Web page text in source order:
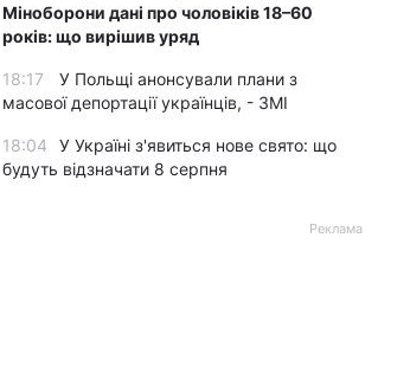
Міноборони дані про чоловіків 18–60
років: що вирішив уряд
18:17
У Польщі анонсували плани з
масової депортації українців, - ЗМІ
18:04
У Україні з'явиться нове свято: що
будуть відзначати 8 серпня
Реклама